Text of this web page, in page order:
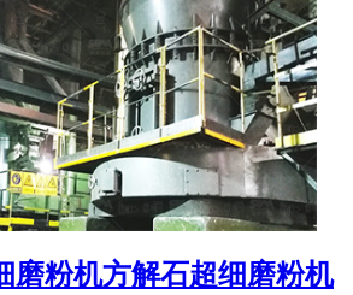
磨粉机方解石超细磨粉机